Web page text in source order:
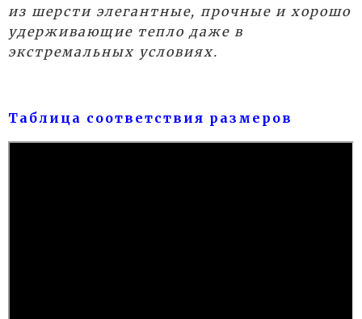
из шерсти элегантные, прочные и хорошо
удерживающие тепло даже в
экстремальных условиях.
Таблица соответствия размеров